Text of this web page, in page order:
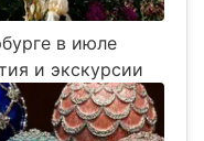
в июле
и экскурсии